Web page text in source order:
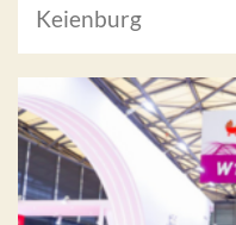
Keienburg